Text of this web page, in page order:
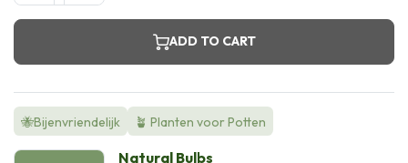
ADD TO CART
🐝Bijenvriendelijk 🪴 Planten voor Potten
Natural Bulbs